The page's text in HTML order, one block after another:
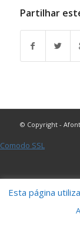
Partilhar
© Copyright -
Esta página
Comodo SSL